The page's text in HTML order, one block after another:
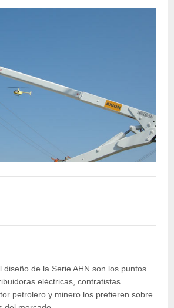
diseño de la Serie AHN son los puntos
eléctricas, contratistas
petrolero y minero los prefieren sobre